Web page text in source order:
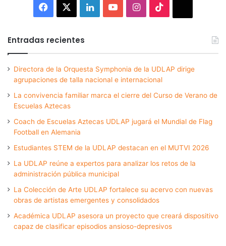
Facebook LinkedInYouTubeInstagram
Entradas recientes
Directora de la Orquesta Symphonia de la UDLAP dirige
agrupaciones de talla nacional e internacional
La convivencia familiar marca el cierre del Curso de Verano de
Escuelas Aztecas
Coach de Escuelas Aztecas UDLAP jugará el Mundial de Flag
Football en Alemania
Estudiantes STEM de la UDLAP destacan en el MUTVI 2026
La UDLAP reúne a expertos para analizar los retos de la
administración pública municipal
La Colección de Arte UDLAP fortalece su acervo con nuevas
obras de artistas emergentes y consolidados
Académica UDLAP asesora un proyecto que creará dispositivo
capaz de clasificar episodios ansioso-depresivos